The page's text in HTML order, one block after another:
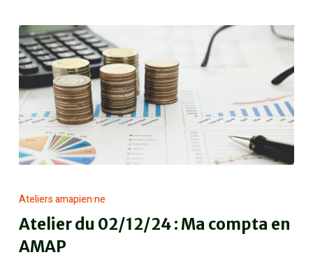
Ateliers amapien·ne
Atelier du 02/12/24 : Ma compta en
AMAP